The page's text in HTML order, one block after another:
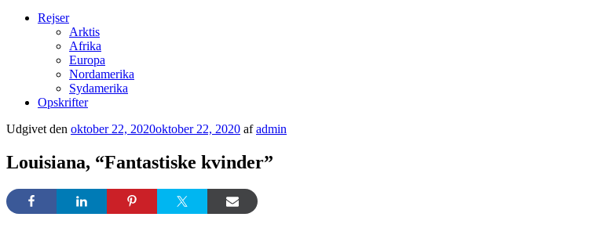
Rejser
Arktis
Afrika
Europa
Nordamerika
Sydamerika
Opskrifter
Udgivet den oktober 22, 2020oktober 22, 2020 afadmin
Louisiana, “Fantastiske kvinder”